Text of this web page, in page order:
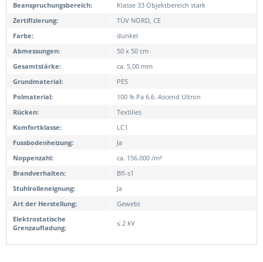
Beanspruchungsbereich:
Klasse 33 Objektbereich stark
Zertifizierung:
TÜV NORD, CE
Farbe:
dunkel
Abmessungen:
50 x 50 cm
Gesamtstärke:
ca. 5,00 mm
Grundmaterial:
PES
Polmaterial:
100 % Pa 6.6. Ascend Ultron
Rücken:
Textilies
Komfortklasse:
LC1
Fussbodenheizung:
Ja
Noppenzahl:
ca. 156.000 /m²
Brandverhalten:
Bfl-s1
Stuhlrolleneignung:
Ja
Art der Herstellung:
Gewebt
Elektrostatische
Grenzaufladung:
≤ 2 kV